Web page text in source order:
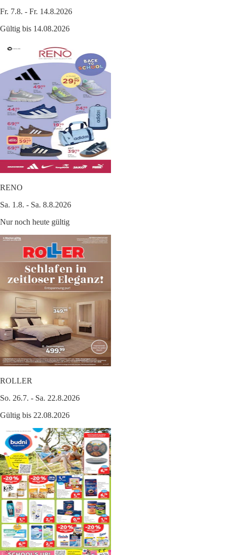
Fr. 7.8. - Fr. 14.8.2026
Gültig bis 14.08.2026
RENO
Sa. 1.8. - Sa. 8.8.2026
Nur noch heute gültig
ROLLER
So. 26.7. - Sa. 22.8.2026
Gültig bis 22.08.2026